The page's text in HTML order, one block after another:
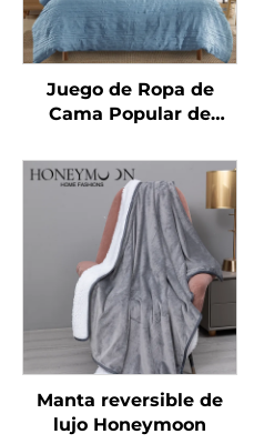
Juego de Ropa de
Cama Popular de
Directo de China,
Sólido, Juego de
Cubrecamas con
Textura Arrugada
Manta reversible de
lujo Honeymoon